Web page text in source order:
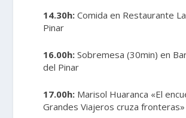
14.30h: Comida en Restaurante
Pinar
16.00h: Sobremesa (30min) en
del Pinar
17.00h: Marisol Huaranca «El
Grandes Viajeros cruza fronteras»